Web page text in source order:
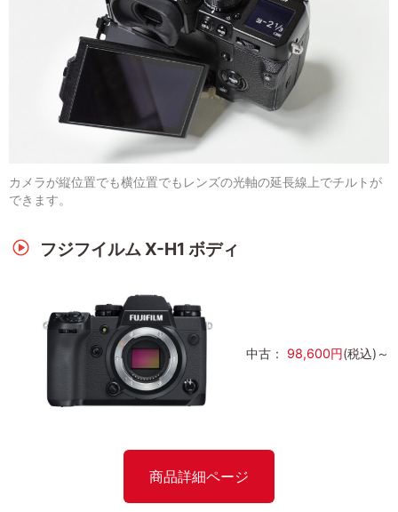
カメラが縦位置でも横位置でもレンズの光軸の延長線上でチルトが
できます。
フジフイルム X-H1 ボディ
中古： 98,600円(税込)～
商品詳細ページ